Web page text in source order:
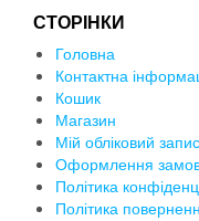
СТОРІНКИ
Головна
Контактна
Кошик
Магазин
Мій обліковий запис
Оформлення
Політика
Політика